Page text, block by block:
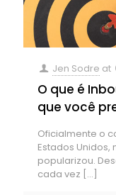
Jen Sodre at
O que é
que você
Oficialmente o
Estados Unidos,
popularizou.
cada vez […]